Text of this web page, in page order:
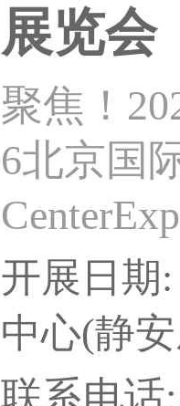
展览会
聚焦！
6北京国
北京中
产业风
织单位
开展日期
中心(静
联系电话